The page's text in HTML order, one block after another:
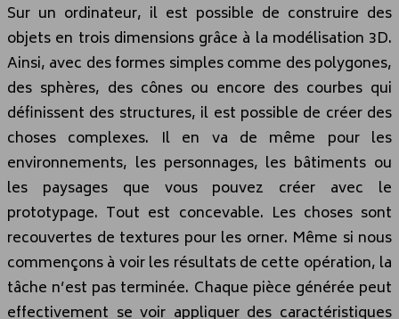
Sur un ordinateur, il est possible de construire des
objets en trois dimensions grâce à la modélisation 3D.
Ainsi, avec des formes simples comme des polygones,
des sphères, des cônes ou encore des courbes qui
définissent des structures, il est possible de créer des
choses complexes. Il en va de même pour les
environnements, les personnages, les bâtiments ou
les paysages que vous pouvez créer avec le
prototypage. Tout est concevable. Les choses sont
recouvertes de textures pour les orner. Même si nous
commençons à voir les résultats de cette opération, la
tâche n’est pas terminée. Chaque pièce générée peut
effectivement se voir appliquer des caractéristiques